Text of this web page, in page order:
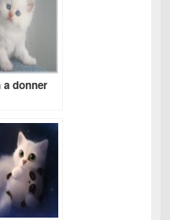
a donner